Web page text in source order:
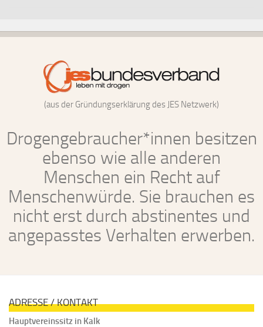
(aus der Gründungserklärung des JES Netzwerk)
Drogengebraucher*innen besitzen
ebenso wie alle anderen
Menschen ein Recht auf
Menschenwürde. Sie brauchen es
nicht erst durch abstinentes und
angepasstes Verhalten erwerben.
ADRESSE / KONTAKT
Hauptvereinssitz in Kalk